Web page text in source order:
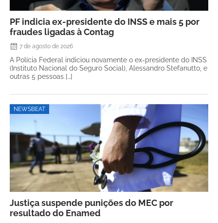
PF indicia ex-presidente do INSS e mais 5 por
fraudes ligadas à Contag
7 de agosto de 2026
A Polícia Federal indiciou novamente o ex-presidente do INSS
(Instituto Nacional do Seguro Social), Alessandro Stefanutto, e
outras 5 pessoas […]
NEWSBEAT
Justiça suspende punições do MEC por
resultado do Enamed